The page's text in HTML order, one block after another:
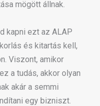
mögött állnak.
kapni ezt az ALAP
és kitartás kell,
Viszont, amikor
a tudás, akkor olyan
akár a semmi
egy bizniszt.